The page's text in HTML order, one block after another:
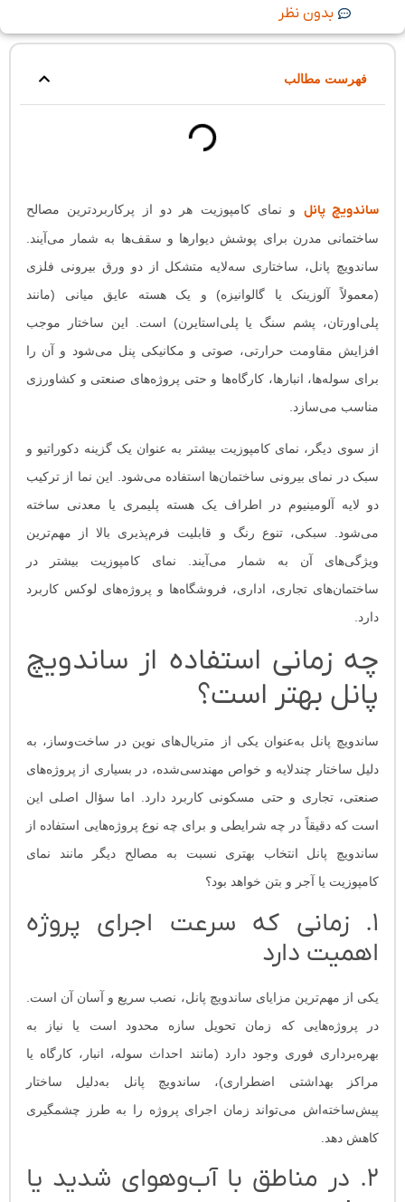
بدون نظر
فهرست مطالب
ساندویچ پانل و نمای کامپوزیت هر دو از پرکاربردترین مصالح
ساختمانی مدرن برای پوشش دیوارها و سقف‌ها به شمار می‌آیند.
ساندویچ پانل، ساختاری سه‌لایه‌ متشکل از دو ورق بیرونی فلزی
(معمولاً آلوزینک یا گالوانیزه) و یک هسته عایق میانی (مانند
پلی‌اورتان، پشم سنگ یا پلی‌استایرن) است. این ساختار موجب
افزایش مقاومت حرارتی، صوتی و مکانیکی پنل می‌شود و آن را
برای سوله‌ها، انبارها، کارگاه‌ها و حتی پروژه‌های صنعتی و کشاورزی
مناسب می‌سازد.
از سوی دیگر، نمای کامپوزیت بیشتر به عنوان یک گزینه‌ دکوراتیو و
سبک در نمای بیرونی ساختمان‌ها استفاده می‌شود. این نما از ترکیب
دو لایه آلومینیوم در اطراف یک هسته پلیمری یا معدنی ساخته
می‌شود. سبکی، تنوع رنگ و قابلیت فرم‌پذیری بالا از مهم‌ترین
ویژگی‌های آن به شمار می‌آیند. نمای کامپوزیت بیشتر در
ساختمان‌های تجاری، اداری، فروشگاه‌ها و پروژه‌های لوکس کاربرد
دارد.
چه زمانی استفاده از ساندویچ
پانل بهتر است؟
ساندویچ پانل به‌عنوان یکی از متریال‌های نوین در ساخت‌وساز، به
دلیل ساختار چندلایه و خواص مهندسی‌شده، در بسیاری از پروژه‌های
صنعتی، تجاری و حتی مسکونی کاربرد دارد. اما سؤال اصلی این
است که دقیقاً در چه شرایطی و برای چه نوع پروژه‌هایی استفاده از
ساندویچ پانل انتخاب بهتری نسبت به مصالح دیگر مانند نمای
کامپوزیت یا آجر و بتن خواهد بود؟
۱. زمانی که سرعت اجرای پروژه
اهمیت دارد
یکی از مهم‌ترین مزایای ساندویچ پانل، نصب سریع و آسان آن است.
در پروژه‌هایی که زمان تحویل سازه محدود است یا نیاز به
بهره‌برداری فوری وجود دارد (مانند احداث سوله، انبار، کارگاه یا
مراکز بهداشتی اضطراری)، ساندویچ پانل به‌دلیل ساختار
پیش‌ساخته‌اش می‌تواند زمان اجرای پروژه را به طرز چشمگیری
کاهش دهد.
۲. در مناطق با آب‌وهوای شدید یا